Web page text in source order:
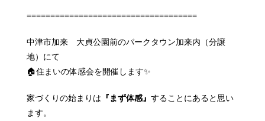
====================================
中津市加来 大貞公園前のパークタウン加来内（分譲
地）にて
🏠住まいの体感会を開催します✨
家づくりの始まりは 『まず体感』 することにあると思い
ます。